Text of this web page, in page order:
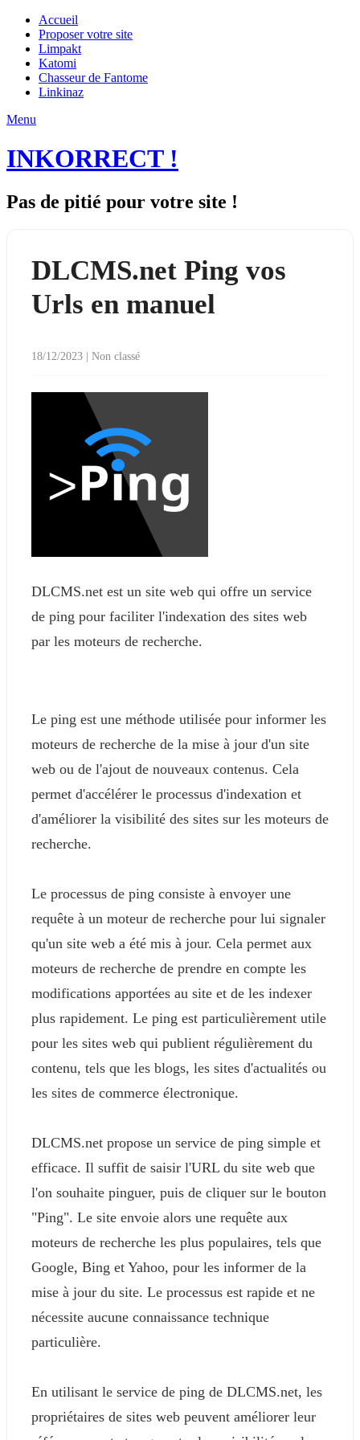
Accueil
Proposer votre site
Limpakt
Katomi
Chasseur de Fantome
Linkinaz
Menu
INKORRECT !
Pas de pitié pour votre site !
DLCMS.net Ping vos
Urls en manuel
18/12/2023 | Non classé
DLCMS.net est un site web qui offre un service
de ping pour faciliter l'indexation des sites web
par les moteurs de recherche.
Le ping est une méthode utilisée pour informer les
moteurs de recherche de la mise à jour d'un site
web ou de l'ajout de nouveaux contenus. Cela
permet d'accélérer le processus d'indexation et
d'améliorer la visibilité des sites sur les moteurs de
recherche.
Le processus de ping consiste à envoyer une
requête à un moteur de recherche pour lui signaler
qu'un site web a été mis à jour. Cela permet aux
moteurs de recherche de prendre en compte les
modifications apportées au site et de les indexer
plus rapidement. Le ping est particulièrement utile
pour les sites web qui publient régulièrement du
contenu, tels que les blogs, les sites d'actualités ou
les sites de commerce électronique.
DLCMS.net propose un service de ping simple et
efficace. Il suffit de saisir l'URL du site web que
l'on souhaite pinguer, puis de cliquer sur le bouton
"Ping". Le site envoie alors une requête aux
moteurs de recherche les plus populaires, tels que
Google, Bing et Yahoo, pour les informer de la
mise à jour du site. Le processus est rapide et ne
nécessite aucune connaissance technique
particulière.
En utilisant le service de ping de DLCMS.net, les
propriétaires de sites web peuvent améliorer leur